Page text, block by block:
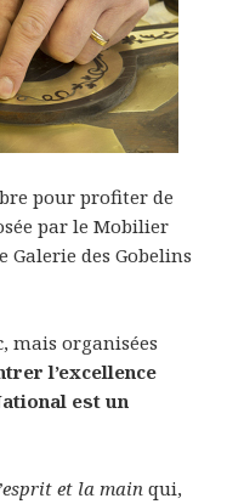
pour profiter de
par le Mobilier
Galerie des Gobelins
mais organisées
l’excellence
est un
et la main qui,